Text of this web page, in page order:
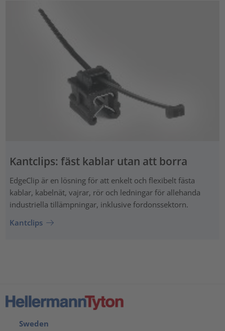
Kantclips: fäst kablar utan att borra
EdgeClip är en lösning för att enkelt och flexibelt fästa
kablar, kabelnät, vajrar, rör och ledningar för allehanda
industriella tillämpningar, inklusive fordonssektorn.
Kantclips
Sweden